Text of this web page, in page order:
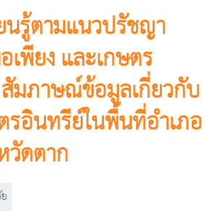
นรู้ตามแนวปรัชญา
เพียง และเกษตร
มภาษณ์ข้อมูลเกี่ยวกับ
รอินทรีย์ในพื้นที่อำเภอ
วัดตาก